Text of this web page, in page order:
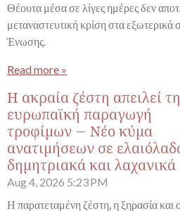
Θέουτα μέσα σε λίγες ημέρες δεν
μεταναστευτική κρίση στα
Ένωσης.
Read more »
Η ακραία ζέστη απειλεί
ευρωπαϊκή παραγωγή
τροφίμων – Νέο κύμα
ανατιμήσεων σε
δημητριακά και λαχανικά
Aug 4, 2026 5:23 PM
Η παρατεταμένη ζέστη, η ξηρασία και